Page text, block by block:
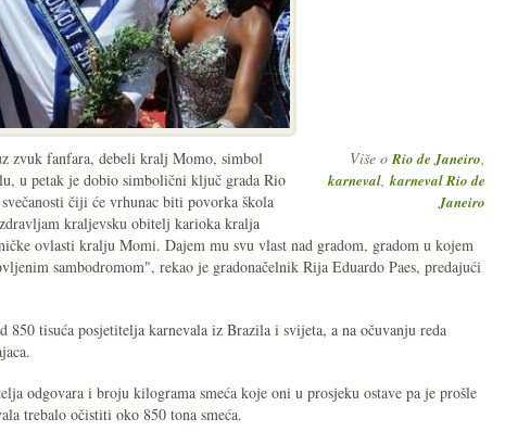
Više oRio de Janeiro,
karneval,karneval Rio de
Janeiro
zvuk fanfara, debeli kralj Momo, simbol
u petak je dobio simbolični ključ grada Rio
čiji će vrhunac biti povorka škola
kraljevsku obitelj karioka kralja
ovlasti kralju Momi. Dajem mu svu vlast nad gradom, gradom u kojem
sambodromom", rekao je gradonačelnik Rija Eduardo Paes, predajući
850 tisuća posjetitelja karnevala iz Brazila i svijeta, a na očuvanju reda
odgovara i broju kilograma smeća koje oni u prosjeku ostave pa je prošle
trebalo očistiti oko 850 tona smeća.
nema